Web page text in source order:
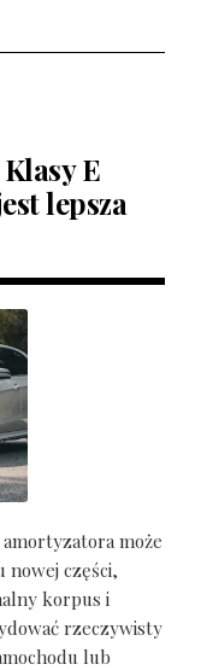
E
lepsza
amortyzatora może
nowej części,
korpus i
rzeczywisty
lub